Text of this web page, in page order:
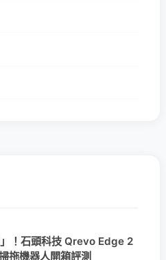
！石頭科技 Qrevo Edge 2
拖機器人開箱評測